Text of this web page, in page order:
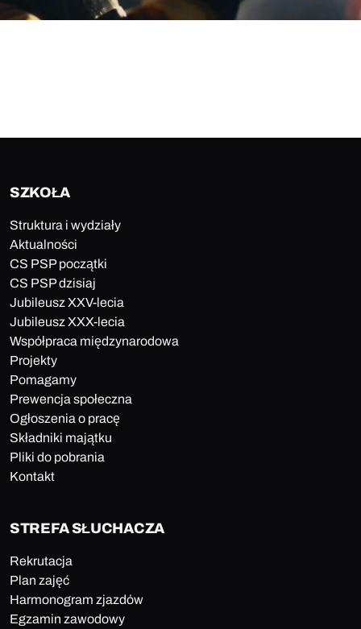
SZKOŁA
Struktura i wydziały
Aktualności
CS PSP początki
CS PSP dzisiaj
Jubileusz XXV-lecia
Jubileusz XXX-lecia
Współpraca międzynarodowa
Projekty
Pomagamy
Prewencja społeczna
Ogłoszenia o pracę
Składniki majątku
Pliki do pobrania
Kontakt
STREFA SŁUCHACZA
Rekrutacja
Plan zajęć
Harmonogram zjazdów
Egzamin zawodowy